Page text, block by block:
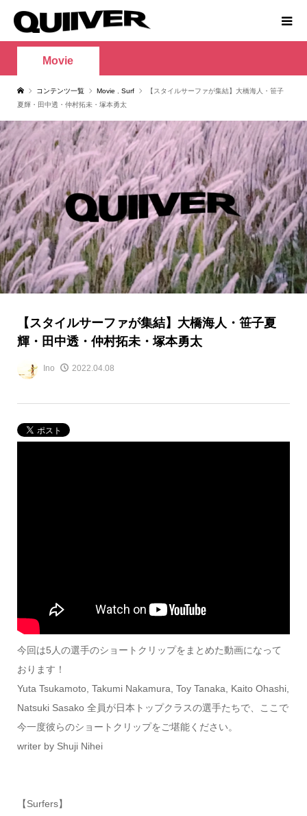
Movie
コンテンツ一覧 Movie Surf
【スタイルサーファが集結】大橋海人・笹子
夏輝・田中透・仲村拓未・塚本勇太
【スタイルサーファが集結】大橋海人・笹子夏
輝・田中透・仲村拓未・塚本勇太
Ino 2022.04.08
今回は5人の選手のショートクリップをまとめた動画になって
おります！
Yuta Tsukamoto, Takumi Nakamura, Toy Tanaka, Kaito Ohashi,
Natsuki Sasako 全員が日本トップクラスの選手たちで、ここで
今一度彼らのショートクリップをご堪能ください。
writer by Shuji Nihei
【Surfers】